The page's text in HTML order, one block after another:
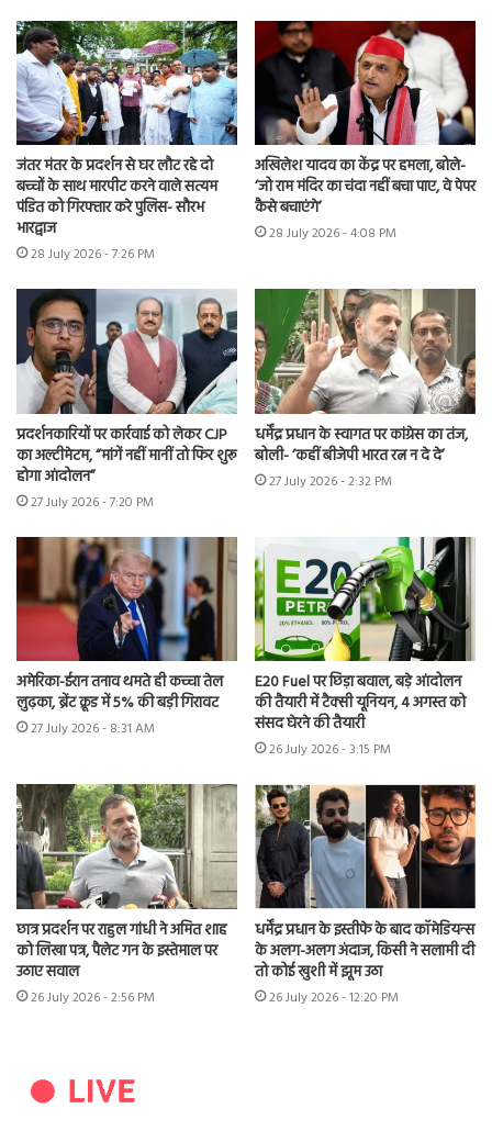
जंतर मंतर के प्रदर्शन से घर लौट रहे दो
बच्चों के साथ मारपीट करने वाले सत्यम
पंडित को गिरफ्तार करे पुलिस- सौरभ
भारद्वाज
28 July 2026 - 7:26 PM
अखिलेश यादव का केंद्र पर हमला, बोले-
‘जो राम मंदिर का चंदा नहीं बचा पाए, वे पेपर
कैसे बचाएंगे’
28 July 2026 - 4:08 PM
प्रदर्शनकारियों पर कार्रवाई को लेकर CJP
का अल्टीमेटम, “मांगें नहीं मानीं तो फिर शुरू
होगा आंदोलन”
27 July 2026 - 7:20 PM
धर्मेंद्र प्रधान के स्वागत पर कांग्रेस का तंज,
बोली- ‘कहीं बीजेपी भारत रत्न न दे दे’
27 July 2026 - 2:32 PM
अमेरिका-ईरान तनाव थमते ही कच्चा तेल
लुढ़का, ब्रेंट क्रूड में 5% की बड़ी गिरावट
27 July 2026 - 8:31 AM
E20 Fuel पर छिड़ा बवाल, बड़े आंदोलन
की तैयारी में टैक्सी यूनियन, 4 अगस्त को
संसद घेरने की तैयारी
26 July 2026 - 3:15 PM
छात्र प्रदर्शन पर राहुल गांधी ने अमित शाह
को लिखा पत्र, पैलेट गन के इस्तेमाल पर
उठाए सवाल
26 July 2026 - 2:56 PM
धर्मेंद्र प्रधान के इस्तीफे के बाद कॉमेडियन्स
के अलग-अलग अंदाज, किसी ने सलामी दी
तो कोई खुशी में झूम उठा
26 July 2026 - 12:20 PM